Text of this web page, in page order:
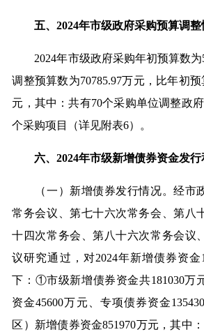
五、2024年市级政府采购预算调整
2024年市级政府采购年初预算数为
调整预算数为70785.97万元，比年初预
元，其中：共有70个采购单位调整政
个采购项目（详见附表6）。
六、2024年市级新增债券资金发
（一）新增债券发行情况。经市
常务会议、第七十六次常务会、第八
十四次常务会、第八十六次常务会议
议研究通过，对2024年新增债券资金
下：①市级新增债券资金共181030万
资金45600万元、专项债券资金
区）新增债券资金851970万元，其中